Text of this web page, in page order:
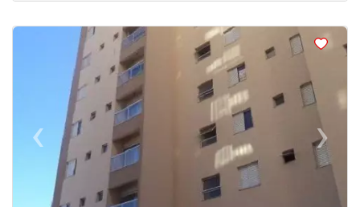
<
‹Previous ›Next